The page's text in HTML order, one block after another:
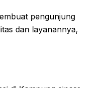
pengunjung
dan layanannya,